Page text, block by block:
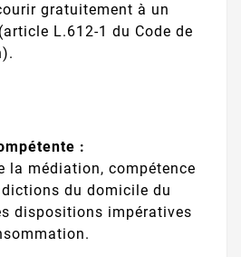
gratuitement à un
L.612-1 du Code de
:
la médiation, compétence
du domicile du
dispositions impératives